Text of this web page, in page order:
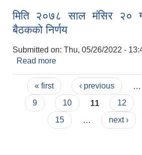
मिति २०७८ साल मंसिर २०
बैठकको निर्णय
Submitted on: Thu, 05/26/2022 -
Read more
Pages
« first ‹ previous
9
10 11 12
15
next ›